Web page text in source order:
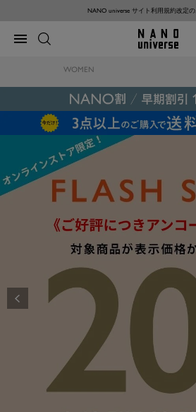
【Android端末をご利用のお客様】ご注文に関す
ナ
NANO
universe
WOMEN